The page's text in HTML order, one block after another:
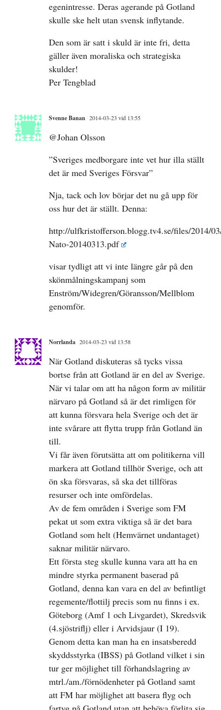
egenintresse. Deras agerande på Gotland
skulle ske helt utan svensk inflytande.
Den som är satt i skuld är inte fri, detta
gäller även moraliska och strategiska
skulder!
Per Tengblad
Svenne Banan 2014-03-23 vid 13:55
@Johan Olsson
”Sveriges medborgare inte vet hur illa ställt
det är med Sveriges Försvar”
Nja, tack och lov börjar det nu gå upp för
oss hur det är ställt. Denna:
http://ulfkristofferson.blogg.tv4.se/files/2014/
Nato-20140313.pdf
visar tydligt att vi inte längre går på den
skönmålningskampanj som
Enström/Widegren/Göransson/Mellblom
genomför.
Norrlanda 2014-03-23 vid 13:58
När Gotland diskuteras så tycks vissa
bortse från att Gotland är en del av Sverige.
När vi talar om att ha någon form av militär
närvaro på Gotland så är det rimligen för
att kunna försvara hela Sverige och det är
inte svårare att flytta trupp från Gotland än
till.
Vi får även förutsätta att om politikerna vill
markera att Gotland tillhör Sverige, och att
ön ska försvaras, så ska det tillföras
resurser och inte omfördelas.
Av de fem områden i Sverige som FM
pekat ut som extra viktiga så är det bara
Gotland som helt (Hemvärnet undantaget)
saknar militär närvaro.
Ett första steg skulle kunna vara att ha en
mindre styrka permanent baserad på
Gotland, denna kan vara en del av befintligt
regemente/flottilj precis som nu finns i ex.
Göteborg (Amf 1 och Livgardet), Skredsvik
(4.sjöstriflj) eller i Arvidsjaur (I 19).
Genom detta kan man ha en insatsberedd
skyddsstyrka (IBSS) på Gotland vilket i sin
tur ger möjlighet till förhandslagring av
mtrl./am./förnödenheter på Gotland samt
att FM har möjlighet att basera flyg och